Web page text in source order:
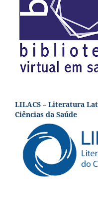
LILACS – Literatura
Ciências da Saúde